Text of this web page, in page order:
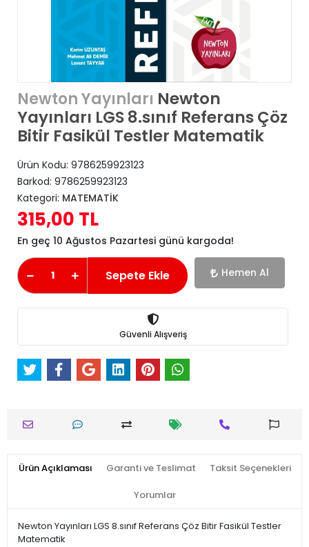
Newton Yayınları Newton
Yayınları LGS 8.sınıf Referans Çöz
Bitir Fasikül Testler Matematik
Ürün Kodu: 9786259923123
Barkod: 9786259923123
Kategori: MATEMATİK
315,00 TL
En geç 10 Ağustos Pazartesi günü kargoda!
Sepete Ekle Hemen Al
Güvenli Alışveriş
Ürün Açıklaması Garanti ve Teslimat Taksit Seçenekleri
Yorumlar
Newton Yayınları LGS 8.sınıf Referans Çöz Bitir Fasikül Testler
Matematik